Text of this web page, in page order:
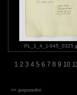
PL_1_4_1-
1 2 3 4 5 6 7 8 9 10
<< poprzedni